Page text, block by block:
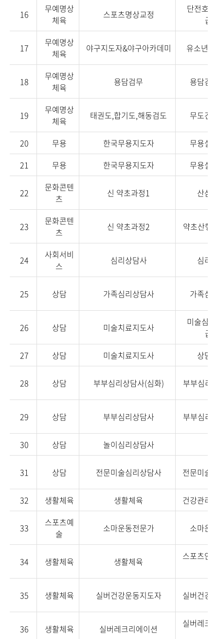
16
무예명상
체육
스포츠명상교정
단전호
급
17
무예명상
체육
야구지도자&야구아카데미 유소년
18
무예명상
체육
용담검무 용담검
19
무예명상
체육
태권도,합기도,해동검도 무도건
20 무용 한국무용지도자
무용실
21
무용 한국무용지도자 무용실
22
문화콘텐
츠
신 약초과정1 산삼
23
문화콘텐
츠
신 약초과정2 약초산행
24
사회서비
스
심리상담사 심리
25 상담 가족심리상담사 가족심
26 상담 미술치료지도사
미술심
급
27
상담 미술치료지도사 상담
28 상담 부부심리상담사(심화) 부부심리
29 상담 부부심리상담사 부부심리
30 상담 놀이심리상담사
31 상담 전문미술심리상담사 전문미술
32 생활체육 생활체육 건강관리
33
스포츠예
술
소마운동전문가 소마운
34 생활체육 생활체육
스포츠안
35 생활체육 실버건강운동지도자 실버건강
36 생활체육 실버레크리에이션
실버레크